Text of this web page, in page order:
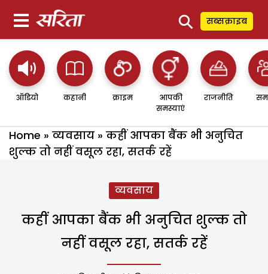
⚲ सब्सक्राइब
ऑडियो कहानी क्राइम
आपकी
समस्याएं
राजनीति
Home » व्यवसाय » कहीं आपका बैंक भी अनुचित
शुल्क तो नहीं वसूल रहा, सतर्क रहें
व्यवसाय
कहीं आपका बैंक भी अनुचित शुल्क तो
नहीं वसूल रहा, सतर्क रहें